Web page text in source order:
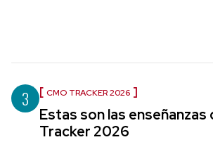
3 CMO TRACKER 2026
Estas son las enseñanzas
Tracker 2026